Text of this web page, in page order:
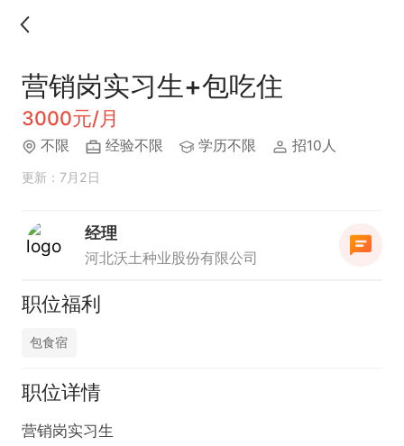
营销岗实习生+包吃住
3000元/月
不限 经验不限 学历不限 招10人
更新：7月2日
经理
河北沃土种业股份有限公司
职位福利
包食宿
职位详情
营销岗实习生